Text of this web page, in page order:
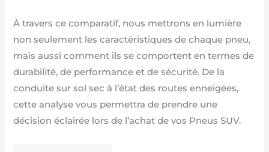
À travers ce comparatif, nous mettrons en lumière
non seulement les caractéristiques de chaque pneu,
mais aussi comment ils se comportent en termes de
durabilité, de performance et de sécurité. De la
conduite sur sol sec à l’état des routes enneigées,
cette analyse vous permettra de prendre une
décision éclairée lors de l’achat de vos Pneus SUV.